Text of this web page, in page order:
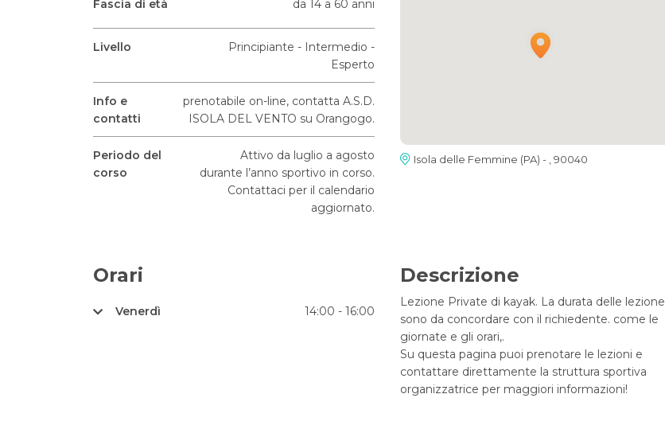
Fascia di età da 14 a 60 anni
Livello
Principiante - Intermedio -
Esperto
Info e
contatti
prenotabile on-line, contatta A.S.D.
ISOLA DEL VENTO su Orangogo.
Periodo del
corso
Attivo da luglio a agosto
durante l’anno sportivo in corso.
Contattaci per il calendario
aggiornato.
Isola delle Femmine (PA) - , 90040
Orari
Venerdì 14:00 - 16:00
Descrizione
Lezione Private di kayak. La durata delle lezione
sono da concordare con il richiedente. come le
giornate e gli orari,.
Su questa pagina puoi prenotare le lezioni e
contattare direttamente la struttura sportiva
organizzatrice per maggiori informazioni!